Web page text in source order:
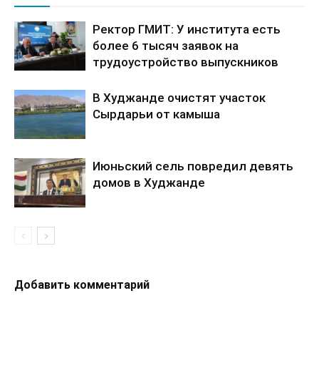
Ректор ГМИТ: У института есть
более 6 тысяч заявок на
трудоустройство выпускников
В Худжанде очистят участок
Сырдарьи от камыша
Июньский сель повредил девять
домов в Худжанде
Добавить комментарий